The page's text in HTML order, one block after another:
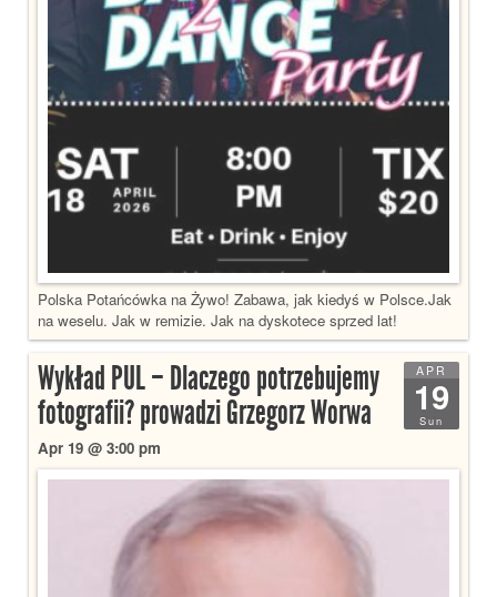
Polska Potańcówka na Żywo! Zabawa, jak kiedyś w Polsce.Jak
na weselu. Jak w remizie. Jak na dyskotece sprzed lat!
APR
19
Sun
Wykład PUL – Dlaczego potrzebujemy
fotografii? prowadzi Grzegorz Worwa
Apr 19 @ 3:00 pm